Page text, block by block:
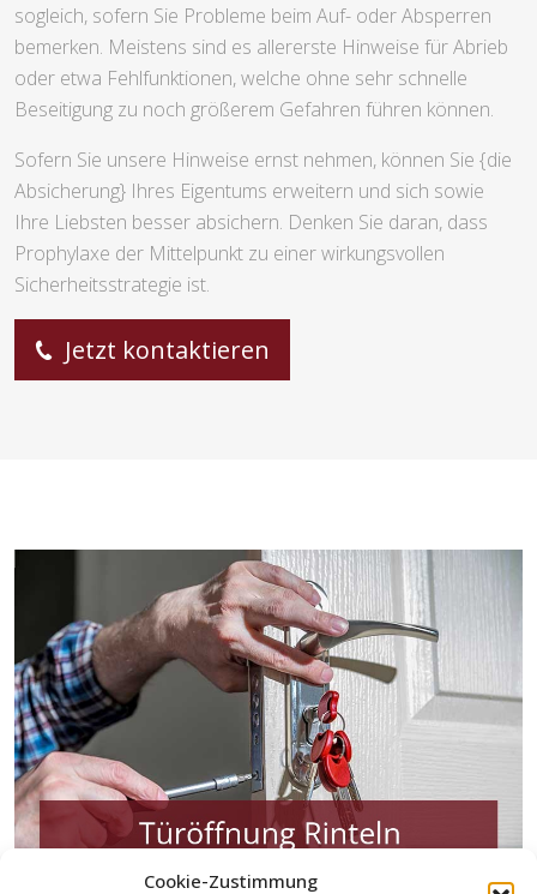
Cookie-Zustimmung
sogleich, sofern Sie Probleme beim Auf- oder Absperren
bemerken. Meistens sind es allererste Hinweise für Abrieb
oder etwa Fehlfunktionen, welche ohne sehr schnelle
Beseitigung zu noch größerem Gefahren führen können.
Sofern Sie unsere Hinweise ernst nehmen, können Sie {die
Absicherung} Ihres Eigentums erweitern und sich sowie
Ihre Liebsten besser absichern. Denken Sie daran, dass
Prophylaxe der Mittelpunkt zu einer wirkungsvollen
Sicherheitsstrategie ist.
Jetzt kontaktieren